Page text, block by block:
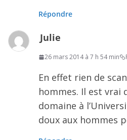
Répondre
Julie
26 mars 2014 à 7 h 54 min
En effet rien de
hommes. Il est vrai
domaine à
doux aux hommes